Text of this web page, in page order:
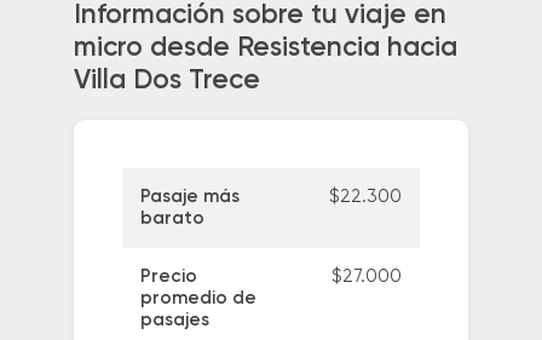
Información sobre tu viaje en
micro desde Resistencia hacia
Villa Dos Trece
Pasaje más
barato
$22.300
Precio
promedio de
pasajes
$27.000